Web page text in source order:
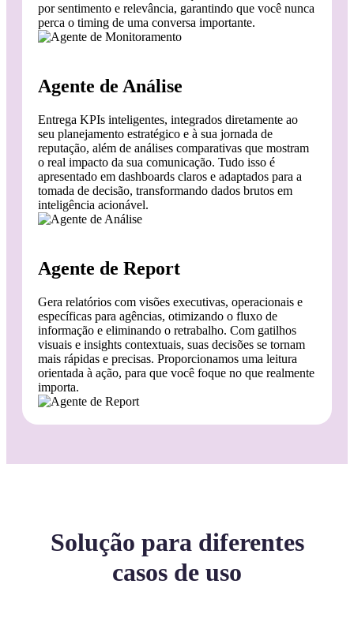
por sentimento e relevância, garantindo que você nunca
perca o timing de uma conversa importante.
Agente de Análise
Entrega KPIs inteligentes, integrados diretamente ao
seu planejamento estratégico e à sua jornada de
reputação, além de análises comparativas que mostram
o real impacto da sua comunicação. Tudo isso é
apresentado em dashboards claros e adaptados para a
tomada de decisão, transformando dados brutos em
inteligência acionável.
Agente de Report
Gera relatórios com visões executivas, operacionais e
específicas para agências, otimizando o fluxo de
informação e eliminando o retrabalho. Com gatilhos
visuais e insights contextuais, suas decisões se tornam
mais rápidas e precisas. Proporcionamos uma leitura
orientada à ação, para que você foque no que realmente
importa.
Solução para diferentes
casos de uso